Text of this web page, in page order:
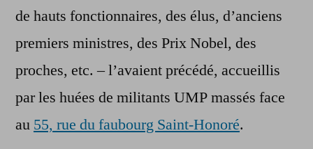
passation
de hauts fonctionnaires, des élus, d’anciens
premiers ministres, des Prix Nobel, des
proches, etc. – l’avaient précédé, accueillis
par les huées de militants UMP massés face
au 55, rue du faubourg Saint-Honoré.